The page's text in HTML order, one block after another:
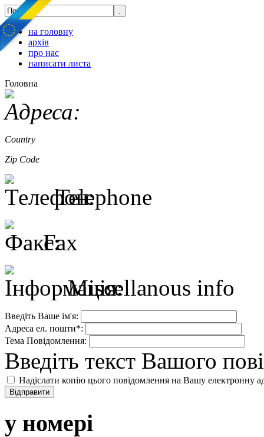
на головну
архів
про нас
написати листа
Головна
Country
Zip Code
Telephone
Fax
Miscellanous info
Введіть Ваше ім'я:
Адреса ел. пошти*:
Тема Повідомлення:
Введіть текст Вашого
Надіслати копію цього повідомлення на Вашу електронну
Відправити
у номері